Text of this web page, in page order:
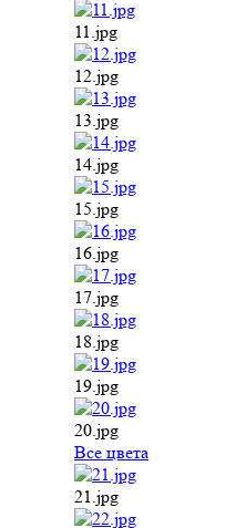
11.jpg
12.jpg
13.jpg
14.jpg
15.jpg
16.jpg
17.jpg
18.jpg
19.jpg
20.jpg
Все цвета
21.jpg